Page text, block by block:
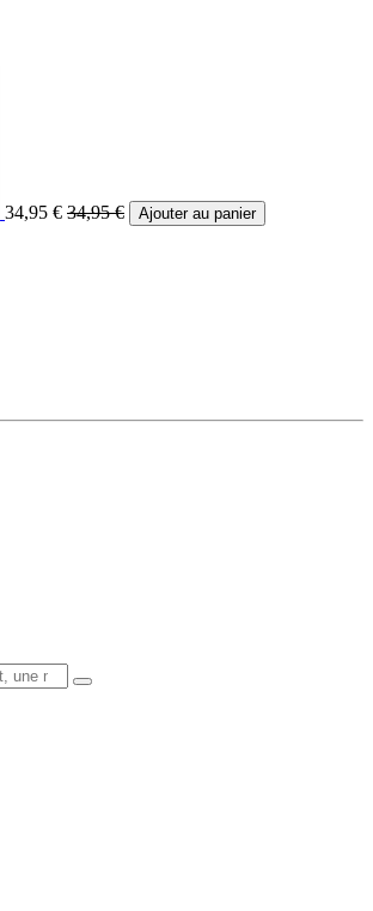
34,95 € 34,95€ Ajouter au panier